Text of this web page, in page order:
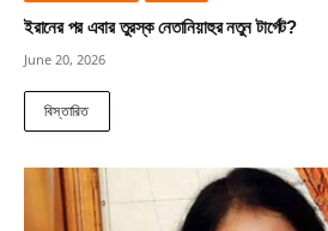
ইরানের পর এবার তুরস্ক নেতানিয়াহুর নতুন টার্গেট?
June 20, 2026
বিস্তারিত